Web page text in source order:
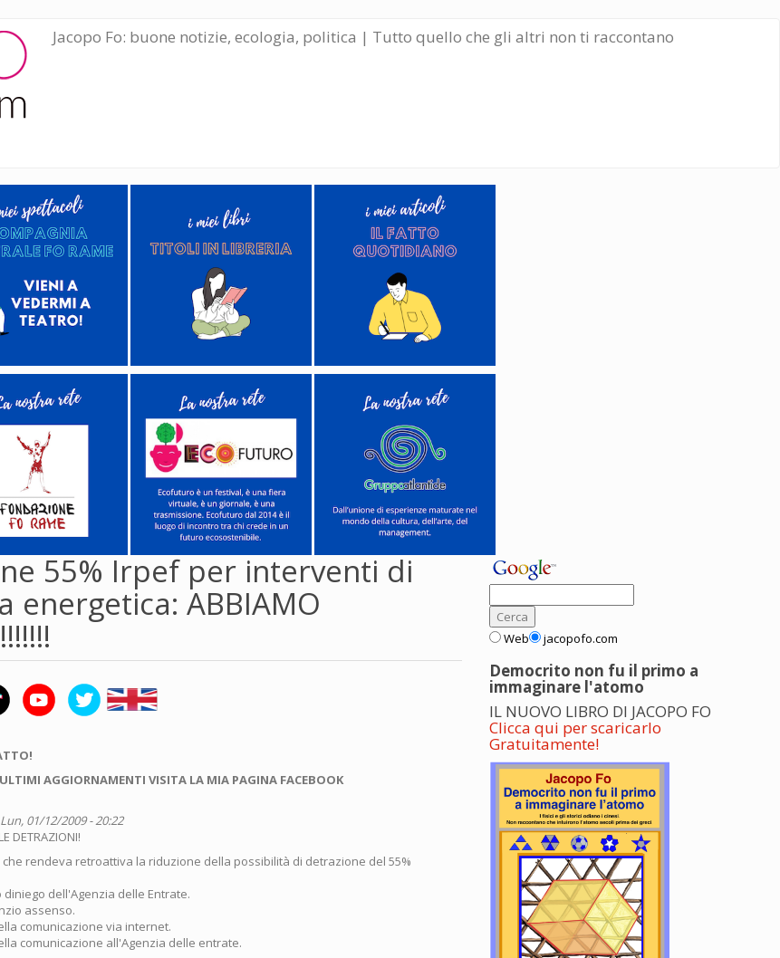
Jacopo Fo: buone notizie, ecologia, politica | Tutto quello che gli altri non ti raccontano
55% Irpef per interventi di
energetica: ABBIAMO
ULTIMI AGGIORNAMENTI VISITA LA MIA PAGINA FACEBOOK
01/12/2009 - 20:22
DETRAZIONI!
che rendeva retroattiva la riduzione della possibilità di detrazione del 55%
diniego dell'Agenzia delle Entrate.
assenso.
comunicazione via internet.
comunicazione all'Agenzia delle entrate.
Web jacopofo.com
Democrito non fu il primo a
immaginare l'atomo
IL NUOVO LIBRO DI JACOPO FO
Clicca qui per scaricarlo
Gratuitamente!